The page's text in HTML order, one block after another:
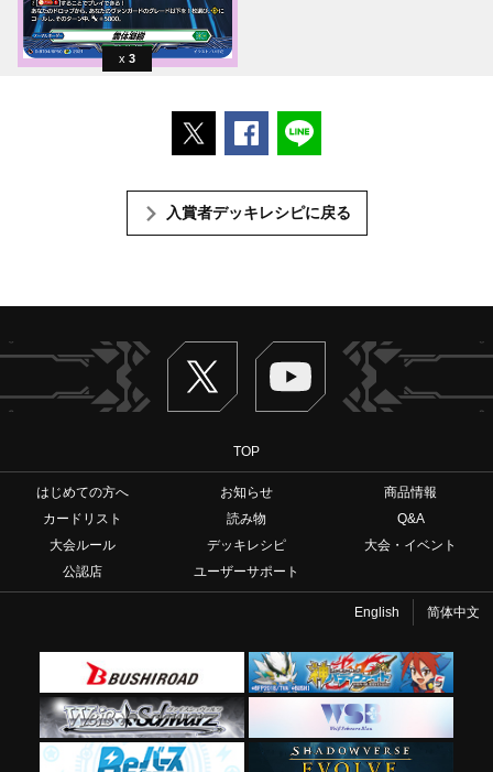
3
ポストするFacebookでシェアする
入賞者デッキレシピに戻る
Twitter ヴァンガードch
TOP
はじめての方へ お知らせ
商品情報
カードリスト
読み物
Q&A
大会ルール
デッキレシピ
大会・イベント
公認店
ユーザーサポート
English 简体中文